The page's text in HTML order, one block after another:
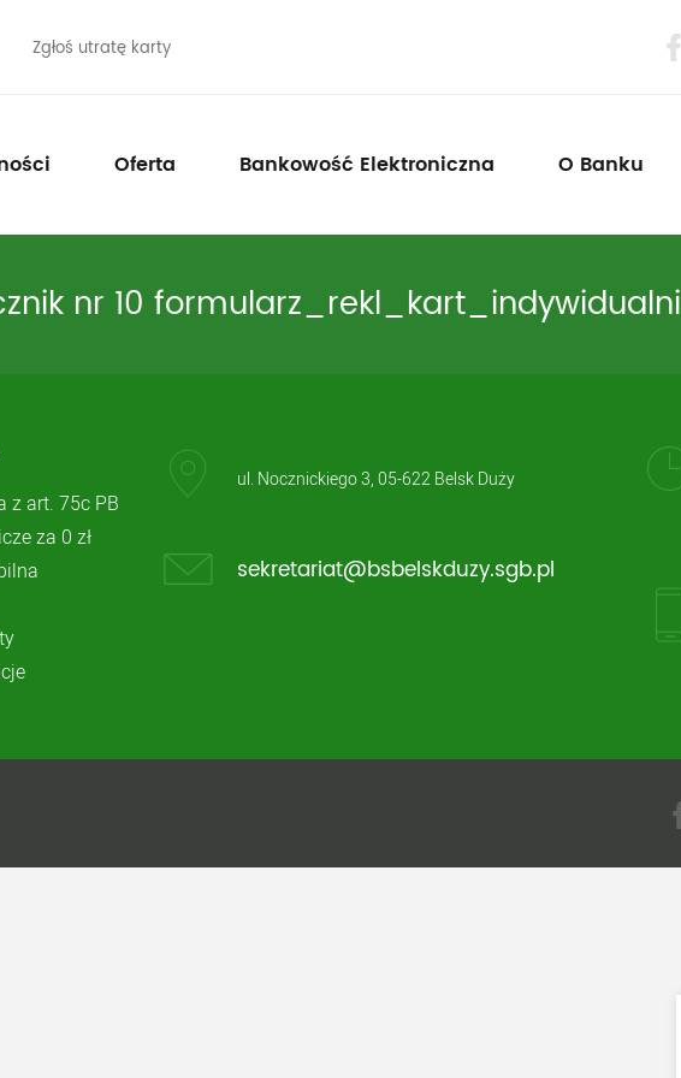
Zgłoś utratę karty
Oferta Bankowość Elektroniczna O Banku
nr 10 formularz_rekl_kart_indywidualni
z art. 75c PB
za 0 zł
ul. Nocznickiego 3, 05-622 Belsk Duży
sekretariat@bsbelskduzy.sgb.pl